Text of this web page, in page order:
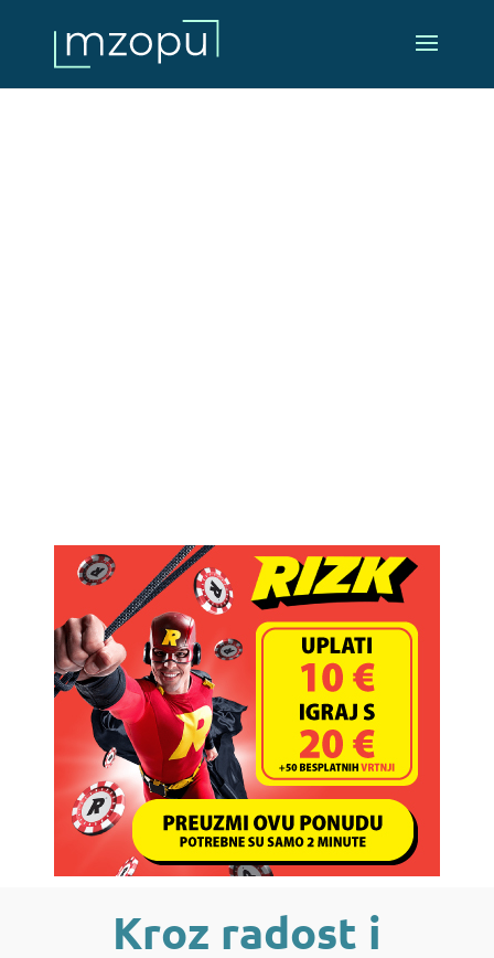
Kroz radost i